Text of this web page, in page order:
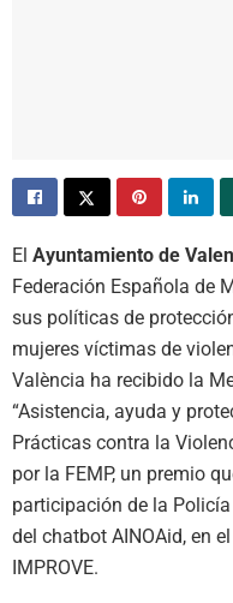
El Ayuntamiento de
Federación Española de
sus políticas de
mujeres víctimas de
València ha recibido la
“Asistencia, ayuda y
Prácticas contra la
por la FEMP, un premio
participación de la
del chatbot AINOAid, en
IMPROVE.